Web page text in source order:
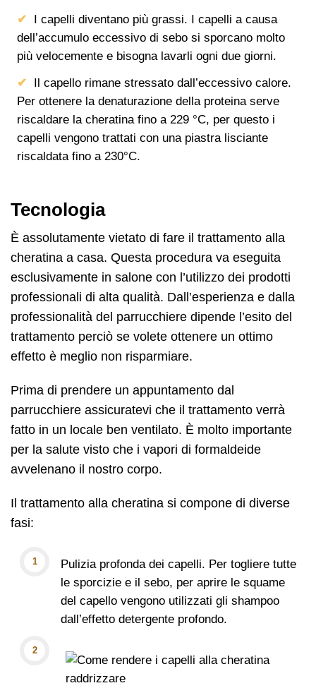
I capelli diventano più grassi. I capelli a causa
dell’accumulo eccessivo di sebo si sporcano molto
più velocemente e bisogna lavarli ogni due giorni.
Il capello rimane stressato dall’eccessivo calore.
Per ottenere la denaturazione della proteina serve
riscaldare la cheratina fino a 229 °C, per questo i
capelli vengono trattati con una piastra lisciante
riscaldata fino a 230°C.
Tecnologia
È assolutamente vietato di fare il trattamento alla
cheratina a casa. Questa procedura va eseguita
esclusivamente in salone con l’utilizzo dei prodotti
professionali di alta qualità. Dall’esperienza e dalla
professionalità del parrucchiere dipende l’esito del
trattamento perciò se volete ottenere un ottimo
effetto è meglio non risparmiare.
Prima di prendere un appuntamento dal
parrucchiere assicuratevi che il trattamento verrà
fatto in un locale ben ventilato. È molto importante
per la salute visto che i vapori di formaldeide
avvelenano il nostro corpo.
Il trattamento alla cheratina si compone di diverse
fasi:
Pulizia profonda dei capelli. Per togliere tutte
le sporcizie e il sebo, per aprire le squame
del capello vengono utilizzati gli shampoo
dall’effetto detergente profondo.